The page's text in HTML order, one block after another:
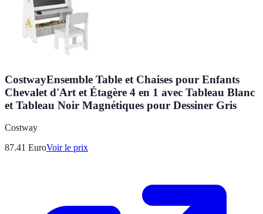
CostwayEnsemble Table et Chaises pour Enfants
Chevalet d'Art et Étagère 4 en 1 avec Tableau Blanc
et Tableau Noir Magnétiques pour Dessiner Gris
Costway
87.41 EuroVoir le prix